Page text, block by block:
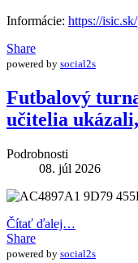
Informácie: https://
Share
powered by social2s
Futbalový
učitelia
Podrobnosti
08. júl 2026
Čítať ďalej…
Share
powered by social2s